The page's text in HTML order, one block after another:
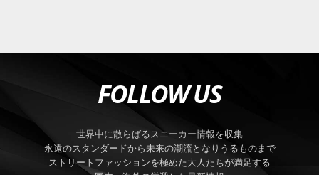
FOLLOW US
世界中に散らばるスニーカー情報を収集
永遠のスタンダードから未来の潮流となりうるものまで
ストリートファッションを極めた大人たちが満足する